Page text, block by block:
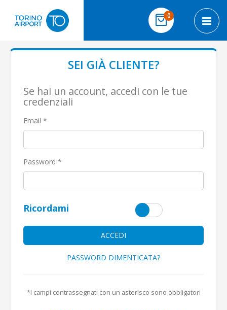
Cart
0elementi
SEI GIÀ CLIENTE?
Se hai un account, accedi con le tue
credenziali
Email
Password
Ricordami
ACCEDI
PASSWORD DIMENTICATA?